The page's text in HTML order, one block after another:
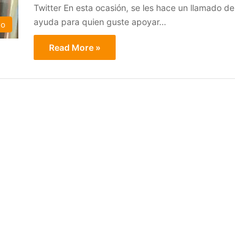
Twitter En esta ocasión, se les hace un llamado de
ayuda para quien guste apoyar…
Read More »